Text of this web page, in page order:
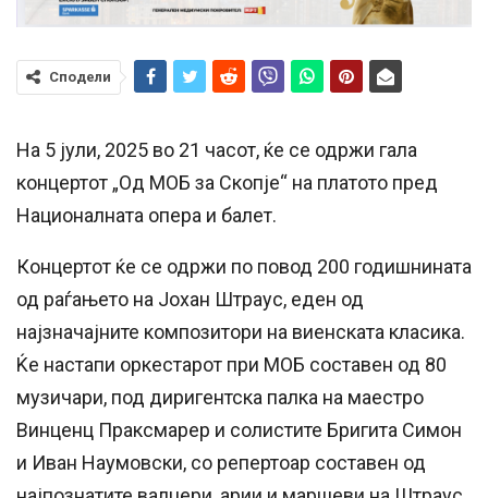
Сподели
На 5 јули, 2025 во 21 часот, ќе се одржи гала
концертот „Од MOБ за Скопје“ на платото пред
Националната опера и балет.
Концертот ќе се одржи по повод 200 годишнината
од раѓањето на Јохан Штраус, еден од
најзначајните композитори на виенската класика.
Ќе настапи оркестарот при МОБ составен од 80
музичари, под диригентска палка на маестро
Винценц Праксмарер и солистите Бригита Симон
и Иван Наумовски, со репертоар составен од